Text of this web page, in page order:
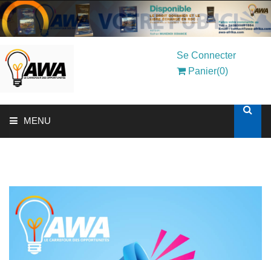
Se Connecter
Panier(0)
MENU
SOLUTIONS AUX ENTREPRISES
MON COMPTE
AWASHOP